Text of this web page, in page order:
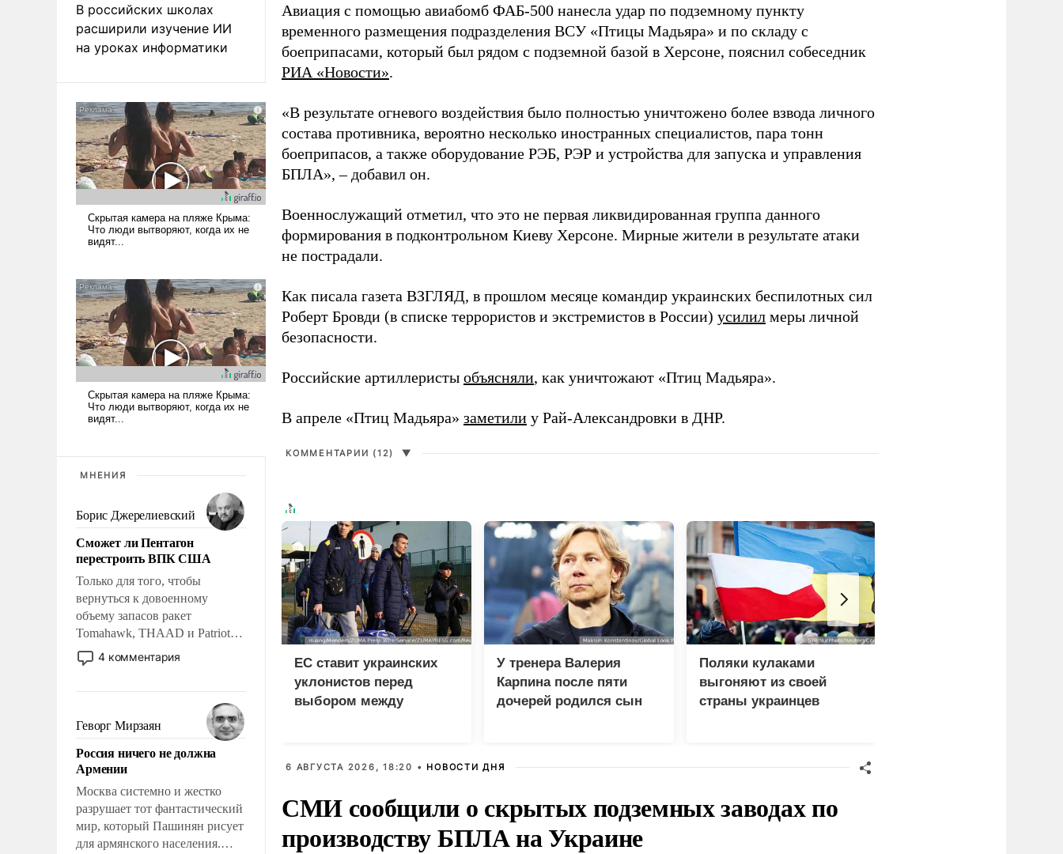
В российских школах
расширили изучение ИИ
на уроках информатики
МНЕНИЯ
Борис Джерелиевский
Сможет ли Пентагон
перестроить ВПК США
Только для того, чтобы
вернуться к довоенному
объему запасов ракет
Tomahawk, THAAD и Patriot
США потребуется более трех
лет. Даже небольшая война с
Сложившаяся ситуация
означает многолетний период
уязвимости США, например,
перед Китаем.
4 комментария
Геворг Мирзаян
Россия ничего не должна
Армении
Москва системно и жестко
разрушает тот фантастический
мир, который Пашинян рисует
для армянского населения.
Авиация с помощью авиабомб ФАБ-500 нанесла удар по подземному пункту
временного размещения подразделения ВСУ «Птицы Мадьяра» и по складу с
боеприпасами, который был рядом с подземной базой в Херсоне, пояснил собеседник
РИА «Новости».
«В результате огневого воздействия было полностью уничтожено более взвода личного
состава противника, вероятно несколько иностранных специалистов, пара тонн
боеприпасов, а также оборудование РЭБ, РЭР и устройства для запуска и управления
БПЛА», – добавил он.
Военнослужащий отметил, что это не первая ликвидированная группа данного
формирования в подконтрольном Киеву Херсоне. Мирные жители в результате атаки
не пострадали.
Как писала газета ВЗГЛЯД, в прошлом месяце командир украинских беспилотных сил
Роберт Бровди (в списке террористов и экстремистов в России) усилил меры личной
безопасности.
Российские артиллеристы объясняли, как уничтожают «Птиц Мадьяра».
В апреле «Птиц Мадьяра» заметили у Рай-Александровки в ДНР.
КОММЕНТАРИИ (12) ▼
ЕС ставит украинских
уклонистов перед
выбором между
У тренера Валерия
Карпина после пяти
дочерей родился сын
Поляки кулаками
выгоняют из своей
страны украинцев
6 АВГУСТА 2026, 18:20 • НОВОСТИ ДНЯ
СМИ сообщили о скрытых подземных заводах по
производству БПЛА на Украине